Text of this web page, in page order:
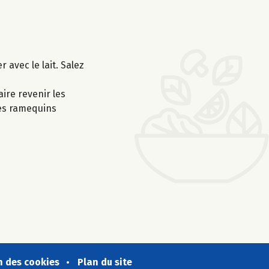
avec le lait. Salez
revenir les
ramequins
des cookies Plan du site